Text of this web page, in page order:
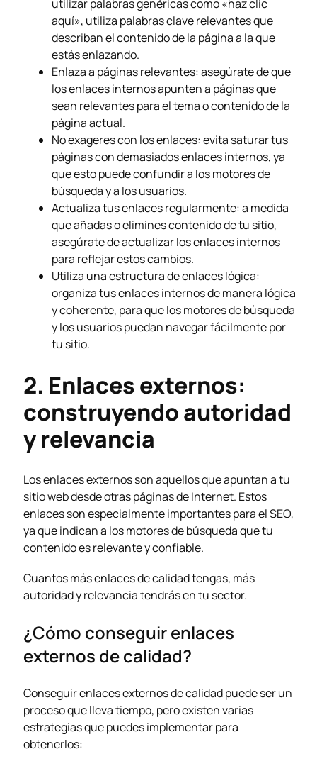
utilizar palabras genéricas como «haz clic
aquí», utiliza palabras clave relevantes que
describan el contenido de la página a la que
estás enlazando.
Enlaza a páginas relevantes: asegúrate de que
los enlaces internos apunten a páginas que
sean relevantes para el tema o contenido de la
página actual.
No exageres con los enlaces: evita saturar tus
páginas con demasiados enlaces internos, ya
que esto puede confundir a los motores de
búsqueda y a los usuarios.
Actualiza tus enlaces regularmente: a medida
que añadas o elimines contenido de tu sitio,
asegúrate de actualizar los enlaces internos
para reflejar estos cambios.
Utiliza una estructura de enlaces lógica:
organiza tus enlaces internos de manera lógica
y coherente, para que los motores de búsqueda
y los usuarios puedan navegar fácilmente por
tu sitio.
2. Enlaces externos:
construyendo autoridad
y relevancia
Los enlaces externos son aquellos que apuntan a tu
sitio web desde otras páginas de Internet. Estos
enlaces son especialmente importantes para el SEO,
ya que indican a los motores de búsqueda que tu
contenido es relevante y confiable.
Cuantos más enlaces de calidad tengas, más
autoridad y relevancia tendrás en tu sector.
¿Cómo conseguir enlaces
externos de calidad?
Conseguir enlaces externos de calidad puede ser un
proceso que lleva tiempo, pero existen varias
estrategias que puedes implementar para
obtenerlos: